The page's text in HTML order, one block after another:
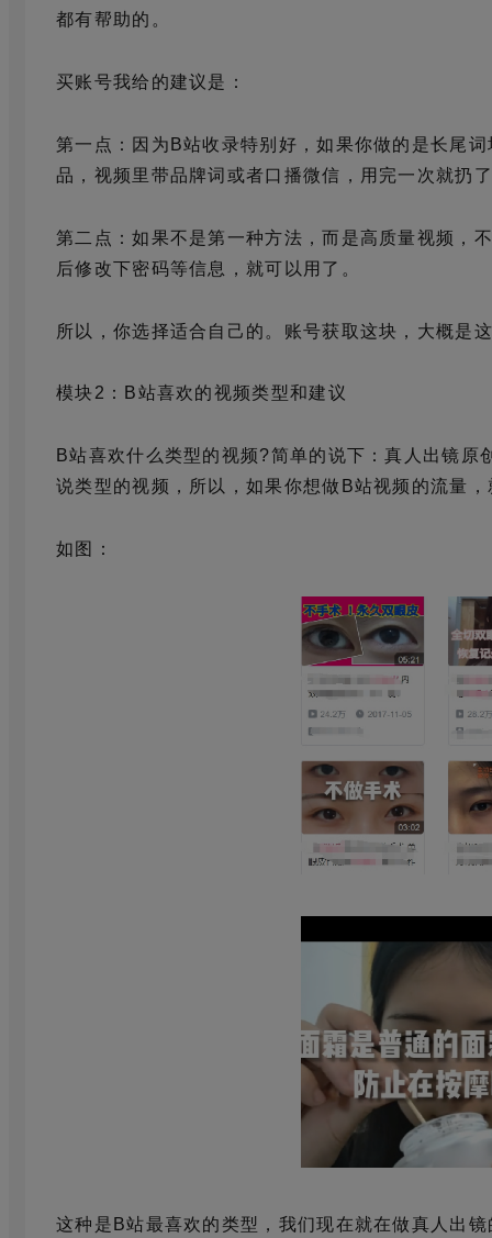
都有帮助的。
买账号我给的建议是：
第一点：因为B站收录特别好，如果你做的是长尾
品，视频里带品牌词或者口播微信，用完一次就扔
第二点：如果不是第一种方法，而是高质量视频，
后修改下密码等信息，就可以用了。
所以，你选择适合自己的。账号获取这块，大概是
模块2：B站喜欢的视频类型和建议
B站喜欢什么类型的视频?简单的说下：真人出镜
说类型的视频，所以，如果你想做B站视频的流量
如图：
这种是B站最喜欢的类型，我们现在就在做真人出